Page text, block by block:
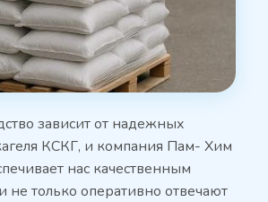
зависит от надежных
КСКГ, и компания Пам- Хим
нас качественным
не только оперативно отвечают